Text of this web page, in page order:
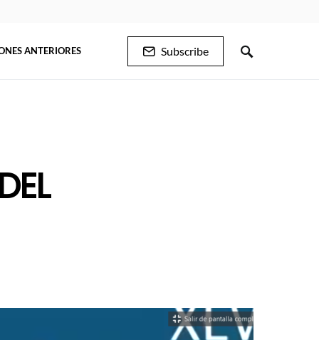
ANTERIORES Subscribe